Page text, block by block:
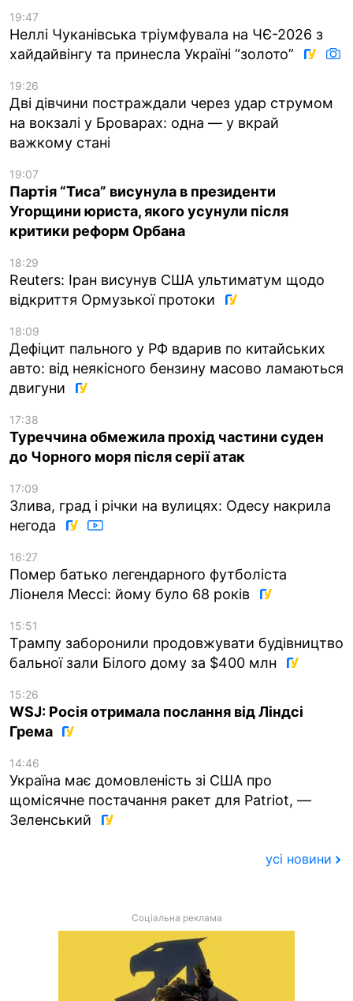
19:47
Неллі Чуканівська тріумфувала на ЧЄ-2026 з
хайдайвінгу та принесла Україні “золото”
19:26
Дві дівчини постраждали через удар струмом
на вокзалі у Броварах: одна — у вкрай
важкому стані
19:07
Партія “Тиса” висунула в президенти
Угорщини юриста, якого усунули після
критики реформ Орбана
18:29
Reuters: Іран висунув США ультиматум щодо
відкриття Ормузької протоки
18:09
Дефіцит пального у РФ вдарив по китайських
авто: від неякісного бензину масово ламаються
двигуни
17:38
Туреччина обмежила прохід частини суден
до Чорного моря після серії атак
17:09
Злива, град і річки на вулицях: Одесу накрила
негода
16:27
Помер батько легендарного футболіста
Ліонеля Мессі: йому було 68 років
15:51
Трампу заборонили продовжувати будівництво
бальної зали Білого дому за $400 млн
15:26
WSJ: Росія отримала послання від Ліндсі
Грема
14:46
Україна має домовленість зі США про
щомісячне постачання ракет для Patriot, —
Зеленський
усі новини
Соціальна реклама